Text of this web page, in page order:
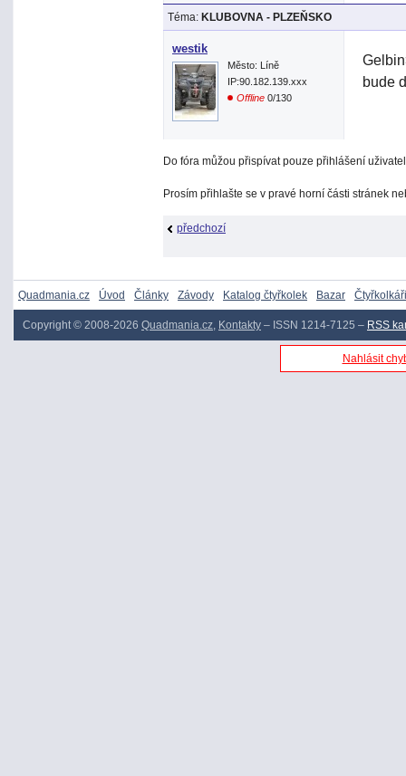
Téma: KLUBOVNA - PLZEŇSKO
westik
Město: Líně
IP:90.182.139.xxx
Offline 0/130
bude
Do fóra můžou přispívat pouze přihlášení
Prosím přihlašte se v pravé horní části stránek
předchozí
Quadmania.cz Úvod Články Závody Katalog čtyřkolek Bazar Čtyřkolkáři
Copyright © 2008-2026 Quadmania.cz Kontakty – ISSN 1214-7125 – RSS
Nahlásit